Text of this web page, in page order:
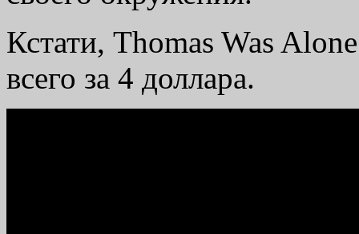
Кстати, Thomas Was
всего за 4 доллара.